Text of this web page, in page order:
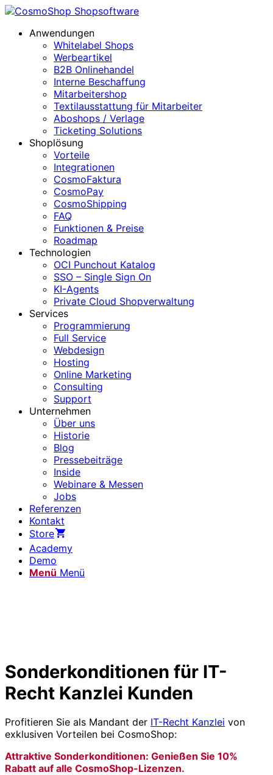
Anwendungen
Whitelabel Shops
Werbeartikel
B2B Onlinehandel
Interne Beschaffung
Mitarbeitershop
Textilausstattung für Mitarbeiter
Aboshops / Verlage
Ticketing Solutions
Shoplösung
Vorteile
Integrationen
CosmoFaktura
CosmoPay
CosmoShipping
FAQ
Funktionen & Preise
Roadmap
Technologien
OCI Punchout Katalog
SSO – Single Sign On
KI-Agents
Private Cloud Shopverwaltung
Services
Programmierung
Full Service
Webdesign
Hosting
Online Marketing
Consulting
Support
Unternehmen
Über uns
Historie
Blog
Pressebeiträge
Inside
Webinare & Messen
Jobs
Referenzen
Kontakt
Store
Academy
Demo
Menü Menü
Sonderkonditionen für IT-
Recht Kanzlei Kunden
Profitieren Sie als Mandant der IT-Recht Kanzlei von
exklusiven Vorteilen bei CosmoShop:
Attraktive Sonderkonditionen: Genießen Sie 10%
Rabatt auf alle CosmoShop-Lizenzen.